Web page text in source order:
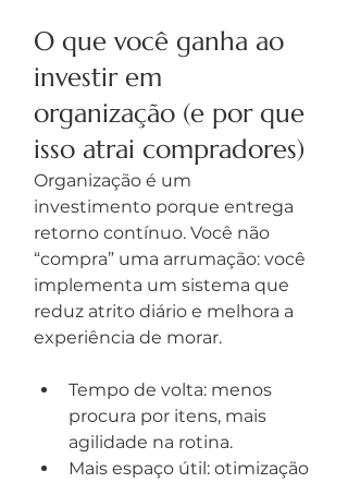
O que você ganha ao
investir em
organização (e por que
isso atrai compradores)
Organização é um
investimento porque entrega
retorno contínuo. Você não
“compra” uma arrumação: você
implementa um sistema que
reduz atrito diário e melhora a
experiência de morar.
Tempo de volta: menos
procura por itens, mais
agilidade na rotina.
Mais espaço útil: otimização